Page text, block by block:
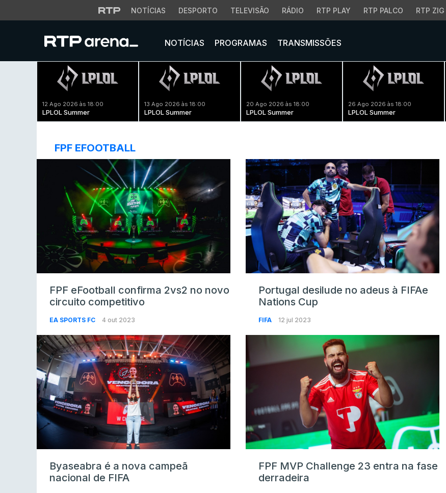
NOTÍCIAS DESPORTO TELEVISÃO RÁDIO RTP PLAY RTP PALCO RTP ZIG
NOTÍCIAS PROGRAMAS TRANSMISSÕES
12 Ago 2026 às 18:00
LPLOL Summer
13 Ago 2026 às 18:00
LPLOL Summer
20 Ago 2026 às 18:00
LPLOL Summer
26 Ago 2026 às 18:00
LPLOL Summer
FPF EFOOTBALL
FPF eFootball confirma 2vs2 no novo
circuito competitivo
EA SPORTS FC 4 out 2023
Portugal desilude no adeus à FIFAe
Nations Cup
FIFA 12 jul 2023
Byaseabra é a nova campeã
nacional de FIFA
FPF MVP Challenge 23 entra na fase
derradeira